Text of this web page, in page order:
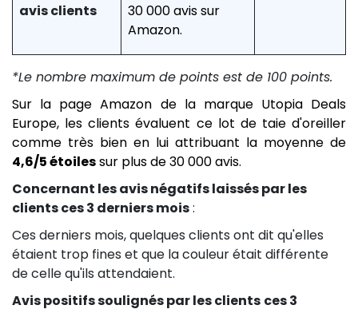
avis clients
30 000 avis sur
Amazon.
*Le nombre maximum de points est de 100 points.
Sur la page Amazon de la marque Utopia Deals
Europe, les clients évaluent ce lot de taie d'oreiller
comme très bien en lui attribuant la moyenne de
4,6/5 étoilessur plus de 30 000 avis.
Concernant les avis négatifs laissés par les
clients ces 3 derniers mois:
Ces derniers mois, quelques clients ont dit qu'elles
étaient trop fines et que la couleur était différente
de celle qu'ils attendaient.
Avis positifs soulignés par les clients ces 3